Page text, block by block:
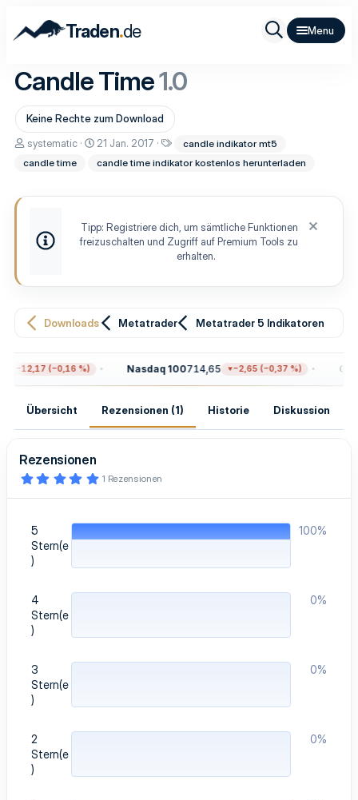
Traden.de
Candle Time1.0
Keine Rechte zum Download
A
t
systematic
D
t
s
t
g
21 Jan. 2017
h
o
r
candle indikator mt5
candle time
candle time indikator kostenlos herunterladen
Tipp: Registriere dich, um sämtliche Funktionen
freizuschalten und Zugriff auf Premium Tools zu
erhalten.
Downloads Metatrader Metatrader 5 Indikatoren
−12,17 (−0,16 %) Nasdaq 100714,65 −2,65 (−0,37 %) Gold
Übersicht Rezensionen (1) Historie Diskussion
Rezensionen
5
0
S
t
n
e
1 Rezensionen
5
Stern(e
)
100%
4
Stern(e
)
0%
3
Stern(e
)
0%
2
Stern(e
)
0%